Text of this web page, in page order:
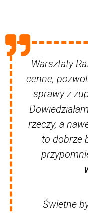
Warsztaty
cenne,
sprawy z
rzeczy, a
to dobrze
Świetne